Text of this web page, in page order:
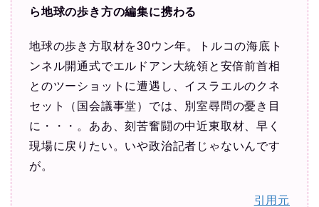
ら地球の歩き方の編集に携わる
地球の歩き方取材を30ウン年。トルコの海底ト
ンネル開通式でエルドアン大統領と安倍前首相
とのツーショットに遭遇し、イスラエルのクネ
セット（国会議事堂）では、別室尋問の憂き目
に・・・。ああ、刻苦奮闘の中近東取材、早く
現場に戻りたい。いや政治記者じゃないんです
が。
引用元